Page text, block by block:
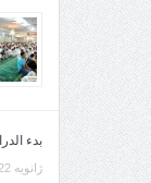
بدء
ژانویه 22, 2013